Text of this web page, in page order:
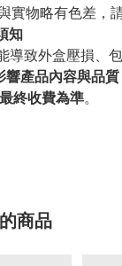
實物略有色差，
知
導致外盒壓損、
響產品內容與品質
終收費為準。
商品